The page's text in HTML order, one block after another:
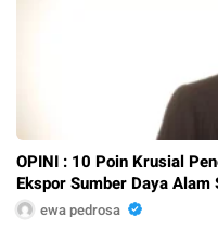
OPINI : 10 Poin Krusial
Ekspor Sumber Daya
ewa pedrosa